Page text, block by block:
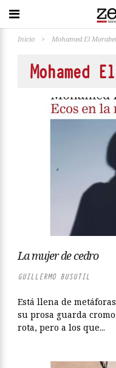
Inicio > Mohamed El
Mohamed
La mujer de cedro
GUILLERMO BUSUTIL
Está llena de
su prosa guarda
rota, pero a los que...